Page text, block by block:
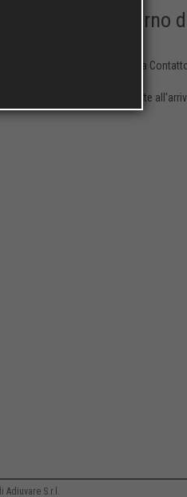
la fine del governo
ed il seguito del Governo da
Governo di Giuseppe Conte
Adiuvare S.r.l.